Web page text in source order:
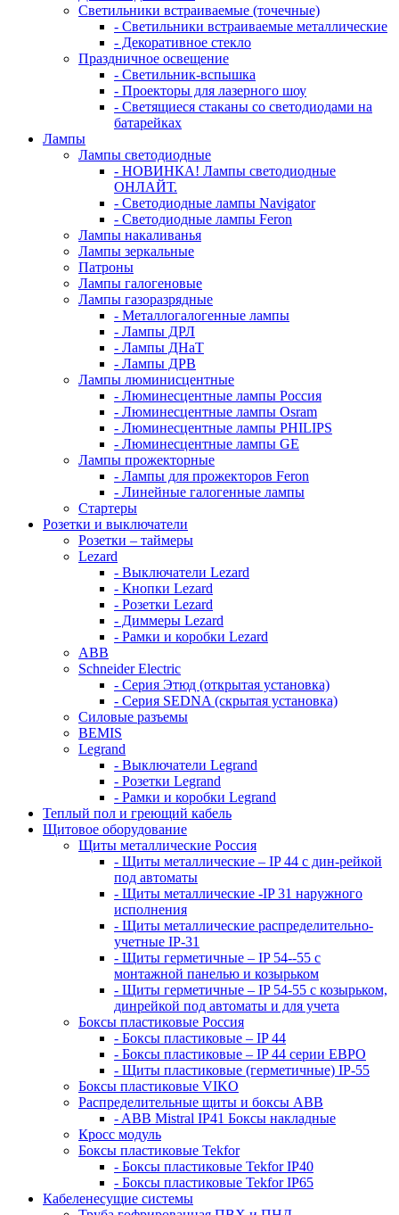
Светильники встраиваемые (точечные)
- Светильники встраиваемые металлические
- Декоративное стекло
Праздничное освещение
- Светильник-вспышка
- Проекторы для лазерного шоу
- Светящиеся стаканы со светодиодами на
батарейках
Лампы
Лампы светодиодные
- НОВИНКА! Лампы светодиодные
ОНЛАЙТ.
- Светодиодные лампы Navigator
- Светодиодные лампы Feron
Лампы накаливанья
Лампы зеркальные
Патроны
Лампы галогеновые
Лампы газоразрядные
- Металлогалогенные лампы
- Лампы ДРЛ
- Лампы ДНаТ
- Лампы ДРВ
Лампы люминисцентные
- Люминесцентные лампы Россия
- Люминесцентные лампы Osram
- Люминесцентные лампы PHILIPS
- Люминесцентные лампы GE
Лампы прожекторные
- Лампы для прожекторов Feron
- Линейные галогенные лампы
Стартеры
Розетки и выключатели
Розетки – таймеры
Lezard
- Выключатели Lezard
- Кнопки Lezard
- Розетки Lezard
- Диммеры Lezard
- Рамки и коробки Lezard
ABB
Schneider Electric
- Серия Этюд (открытая установка)
- Серия SEDNA (скрытая установка)
Силовые разъемы
BEMIS
Legrand
- Выключатели Legrand
- Розетки Legrand
- Рамки и коробки Legrand
Теплый пол и греющий кабель
Щитовое оборудование
Щиты металлические Россия
- Щиты металлические – IP 44 с дин-рейкой
под автоматы
- Щиты металлические -IP 31 наружного
исполнения
- Щиты металлические распределительно-
учетные IP-31
- Щиты герметичные – IP 54--55 с
монтажной панелью и козырьком
- Щиты герметичные – IP 54-55 с козырьком,
динрейкой под автоматы и для учета
Боксы пластиковые Россия
- Боксы пластиковые – IP 44
- Боксы пластиковые – IP 44 серии ЕВРО
- Щиты пластиковые (герметичные) IP-55
Боксы пластиковые VIKO
Распределительные щиты и боксы АВВ
- ABB Mistral IP41 Боксы накладные
Кросс модуль
Боксы пластиковые Tekfor
- Боксы пластиковые Tekfor IP40
- Боксы пластиковые Tekfor IP65
Кабеленесущие системы